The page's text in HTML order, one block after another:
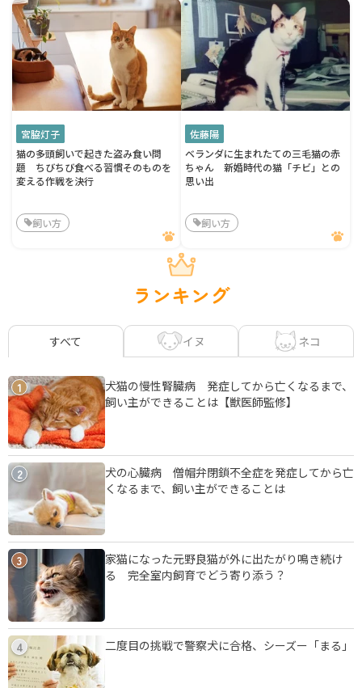
宮脇灯子
猫の多頭飼いで起きた盗み食い問
題 ちびちび食べる習慣そのものを
変える作戦を決行
飼い方
佐藤陽
ベランダに生まれたての三毛猫の赤
ちゃん 新婚時代の猫「チビ」との
思い出
飼い方
ランキング
すべて イヌ ネコ
1
犬猫の慢性腎臓病 発症してから亡くなるまで、
飼い主ができることは【獣医師監修】
2
犬の心臓病 僧帽弁閉鎖不全症を発症してから亡
くなるまで、飼い主ができることは
3
家猫になった元野良猫が外に出たがり鳴き続け
る 完全室内飼育でどう寄り添う？
4 二度目の挑戦で警察犬に合格、シーズー「まる」